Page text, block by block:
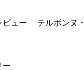
ビュー テルボンヌ
ー